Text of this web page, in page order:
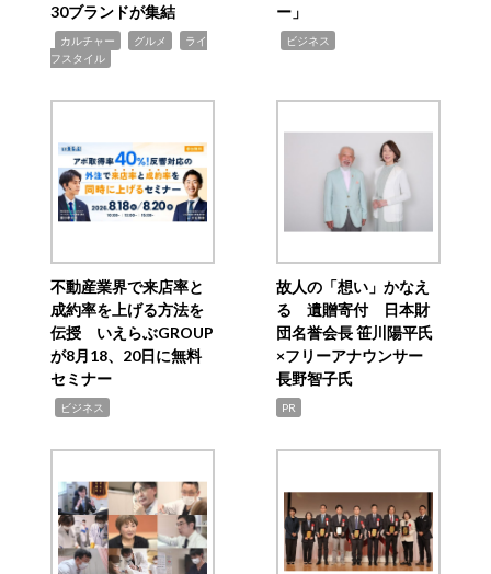
30ブランドが集結
カルチャー グルメ
ライ
フスタイル
ー」
ビジネス
不動産業界で来店率と
成約率を上げる方法を
伝授 いえらぶGROUP
が8月18、20日に無料
セミナー
ビジネス
故人の「想い」かなえ
る 遺贈寄付 日本財
団名誉会長 笹川陽平氏
×フリーアナウンサー
長野智子氏
PR